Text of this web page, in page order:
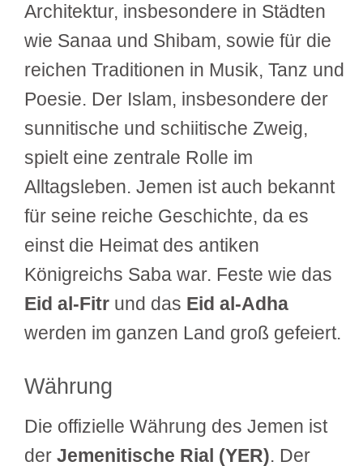
Architektur, insbesondere in Städten
wie Sanaa und Shibam, sowie für die
reichen Traditionen in Musik, Tanz und
Poesie. Der Islam, insbesondere der
sunnitische und schiitische Zweig,
spielt eine zentrale Rolle im
Alltagsleben. Jemen ist auch bekannt
für seine reiche Geschichte, da es
einst die Heimat des antiken
Königreichs Saba war. Feste wie das
Eid al-Fitr und das Eid al-Adha
werden im ganzen Land groß gefeiert.
Währung
Die offizielle Währung des Jemen ist
der Jemenitische Rial (YER). Der